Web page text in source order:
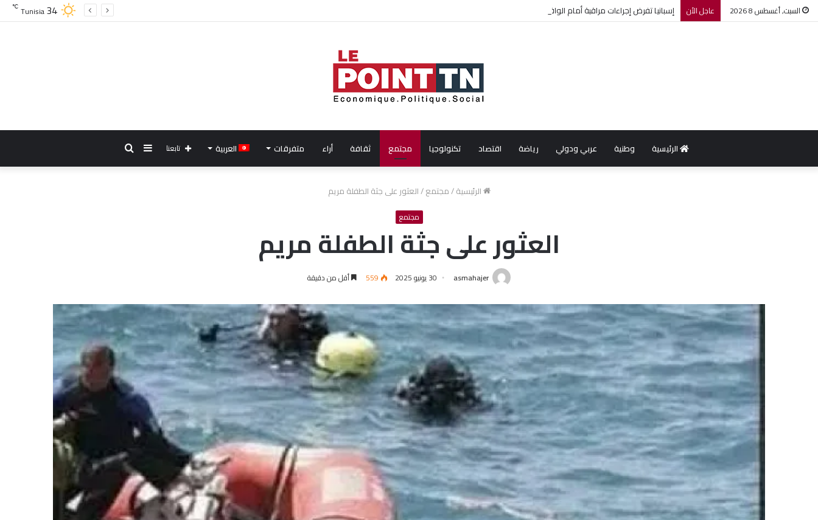
السبت, أغسطس 8 2026 عاجل الأن إسبانيا تفرض إجراءات مراقبة أمام الوافدين من إيطاليا! Tunisia34
℃
الرئيسية وطنية عربي ودولي رياضة اقتصاد تكنولوجيا مجتمع ثقافة أراء متفرقات العربية
بحثإضافة
تابعنا
الرئيسية/مجتمع/العثور على جثة الطفلة مريم
مجتمع
العثور على جثة الطفلة مريم
asmahajer 30 يونيو 2025 559 أقل من دقيقة